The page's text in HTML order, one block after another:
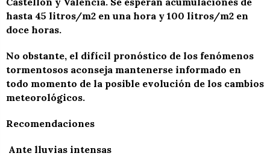
hasta 45 litros/m2 en una hora y 100 litros/m2 en
doce horas.
No obstante, el difícil pronóstico de los fenómenos
tormentosos aconseja mantenerse informado en
todo momento de la posible evolución de los cambios
meteorológicos.
Recomendaciones
Ante lluvias intensas